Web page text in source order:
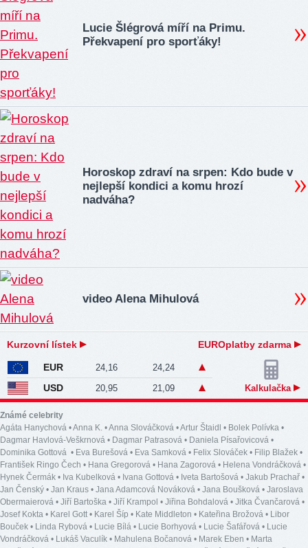
Lucie Šlégrová míří na Primu.
Překvapení pro sporťáky!
Horoskop zdraví na srpen: Kdo bude v
nejlepší kondici a komu hrozí
nadváha?
video Alena Mihulová
Kurzovní lístek EUROplatby zdarma
EUR 24,16 24,24
USD 20,95 21,09 Kalkulačka
Známé celebrity
Agáta Hanychová •Anna K. •Anna Slováčková •Artur Štaidl • Bolek Polívka •
Dagmar Havlová-Veškrnová • Dagmar Patrasová • Daniela Písařovicová •
Dominika Gottová • Eva Burešová • Eva Samková • Felix Slováček • Filip Blažek •
František Ringo Čech • Hana Gregorová • Hana Zagorová • Helena Vondráčková •
Hynek Čermák • Iva Kubelková • Ivana Gottová • Iveta Bartošová • Jakub Prachař •
Jan Čenský • Jan Kraus • Jana Adamcová Nováková • Jana Boušková • Jaroslava
Obermaierová • Jiří Bartoška • Jiří Krampol • Jiřina Bohdalová • Jitka Čvančarová •
Josef Kokta • Karel Gott• Karel Šíp • Kate Middleton • Kateřina Brožová • Libor
Bouček • Linda Rybová • Lucie Bílá • Lucie Borhyová • Lucie Šafářová • Lucie
Vondráčková • Lukáš Vaculík • Mahulena Bočanová • Marek Eben • Marta